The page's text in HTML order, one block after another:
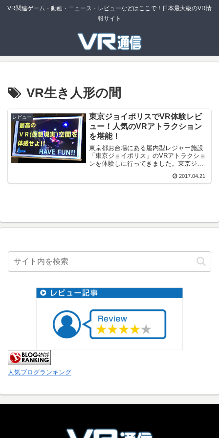
VR関連ゲーム・動画・ニュース・レビューなどはここで！日本最大級のVR情
報サイト
VR生き人形の間
レビュー
東京ジョイポリスでVR体験レビ
ュー！人気のVRアトラクション
を堪能！
東京都お台場にある屋内型レジャー施設
「東京ジョイポリス」のVRアトラクショ
ンを体験しに行ってきました。東京ジョ
国内最大級の屋内型テーマパークです。
2017.04.21
人気ブログランキング